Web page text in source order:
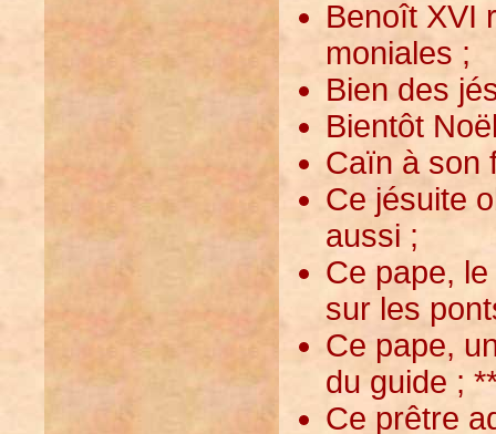
Benoît XVI
moniales ;
Bien des
Bientôt
Caïn à son
Ce jésuite
aussi ;
Ce pape,
sur les
Ce pape,
du guide ;
Ce prêtre